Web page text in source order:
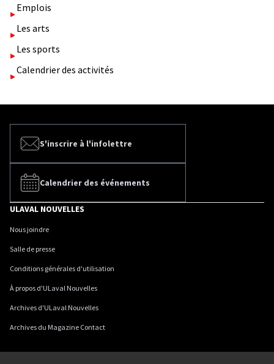
Emplois
Les arts
Les sports
Calendrier des activités
S'inscrire à l'infolettre
Calendrier des événements
ULAVAL NOUVELLES
Nous joindre
Salle de presse
Conditions générales d'utilisation
À propos d'ULaval Nouvelles
Archives d'ULaval Nouvelles
Archives du Magazine Contact